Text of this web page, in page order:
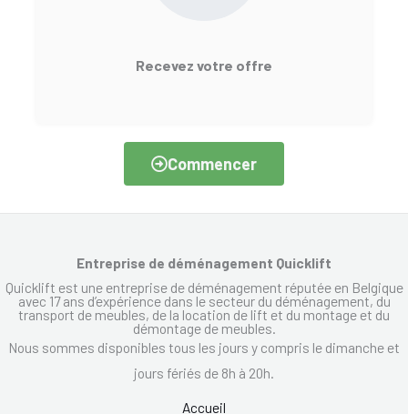
Recevez votre offre
Commencer
Entreprise de déménagement Quicklift
Quicklift est une entreprise de déménagement réputée en Belgique
avec 17 ans d’expérience dans le secteur du déménagement, du
transport de meubles, de la location de lift et du montage et du
démontage de meubles.
Nous sommes disponibles tous les jours y compris le dimanche et
jours fériés de 8h à 20h.
Accueil